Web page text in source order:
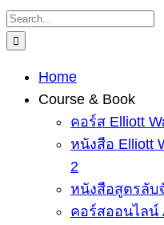
Skip
to
Search
for:
Home
Course & Book
คอร์ส Elliott
หนังสือ Elliott
2
หนังสือสูตรลับ
คอร์สออนไลน์